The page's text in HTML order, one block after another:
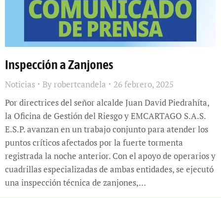
Inspección a Zanjones
Noticias By robertcandela
26 febrero, 2025
Por directrices del señor alcalde Juan David Piedrahíta,
la Oficina de Gestión del Riesgo y EMCARTAGO S.A.S.
E.S.P. avanzan en un trabajo conjunto para atender los
puntos críticos afectados por la fuerte tormenta
registrada la noche anterior. Con el apoyo de operarios y
cuadrillas especializadas de ambas entidades, se ejecutó
una inspección técnica de zanjones,…